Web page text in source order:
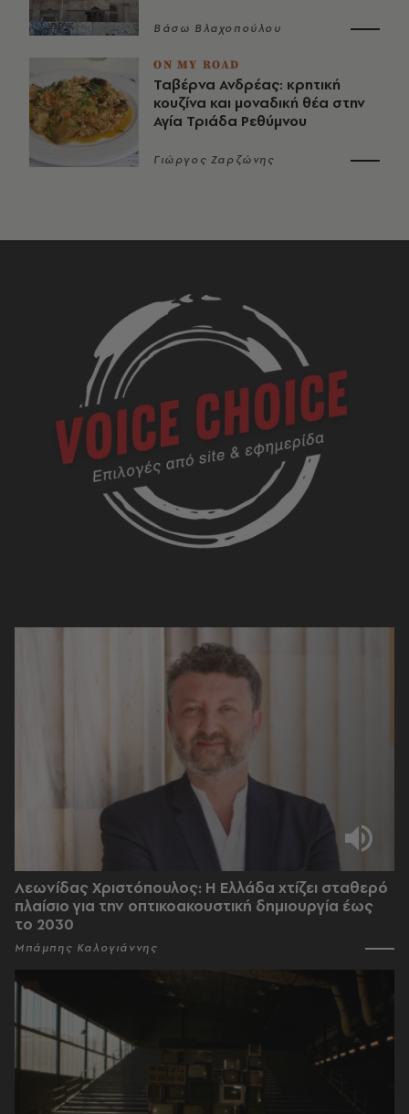
Βάσω Βλαχοπούλου
ON MY ROAD
Ταβέρνα Ανδρέας: κρητική
κουζίνα και μοναδική θέα στην
Αγία Τριάδα Ρεθύμνου
Γιώργος Ζαρζώνης
Λεωνίδας Χριστόπουλος: Η Ελλάδα χτίζει σταθερό
πλαίσιο για την οπτικοακουστική δημιουργία έως
το 2030
Μπάμπης Καλογιάννης